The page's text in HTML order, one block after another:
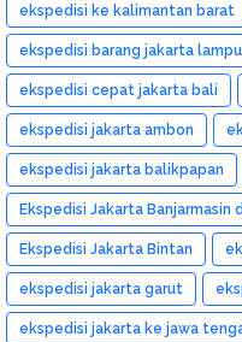
ekspedisi ke kalimantan barat
ekspedisi barang jakarta
ekspedisi cepat jakarta bali
ekspedisi jakarta ambon
ekspedisi jakarta balikpapan
Ekspedisi Jakarta Banjarmasin
Ekspedisi Jakarta Bintan
ekspedisi jakarta garut
ekspedisi jakarta ke jawa